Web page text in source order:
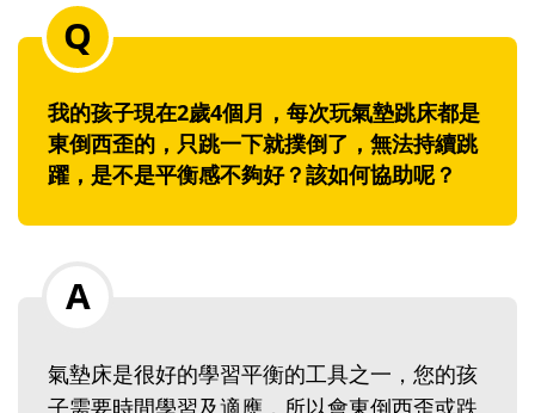
我的孩子現在2歲4個月，每次玩氣墊跳床都是
東倒西歪的，只跳一下就撲倒了，無法持續跳
躍，是不是平衡感不夠好？該如何協助呢？
氣墊床是很好的學習平衡的工具之一，您的孩
子需要時間學習及適應，所以會東倒西歪或跌